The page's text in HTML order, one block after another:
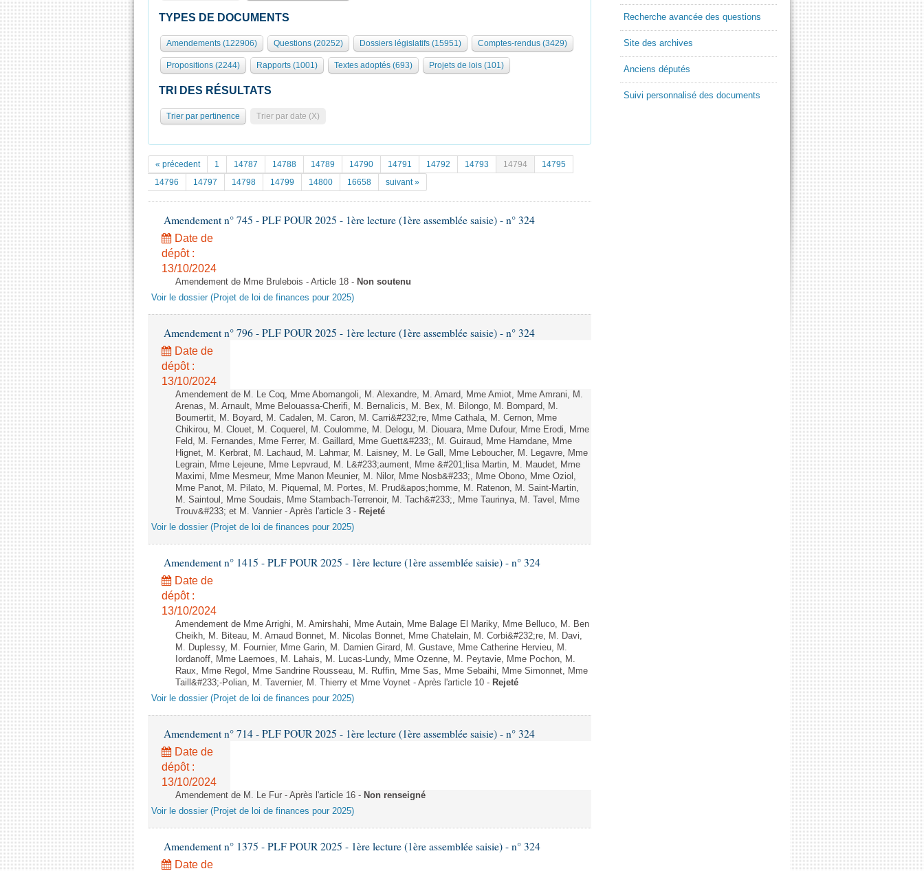
TYPES DE DOCUMENTS
Amendements (122906) Questions (20252) Dossiers législatifs (15951) Comptes-rendus (3429)
Propositions (2244) Rapports (1001) Textes adoptés (693) Projets de lois (101)
TRI DES RÉSULTATS
Trier par pertinence Trier par date (X)
« précedent 1 14787 14788 14789 14790 14791 14792 14793 14794
14795
14796
14797 14798 14799 14800 16658 suivant »
Amendement n° 745 - PLF POUR 2025 - 1ère lecture (1ère assemblée saisie) - n° 324
Date de
dépôt :
13/10/2024
Amendement de Mme Brulebois - Article 18 - Non soutenu
Voir le dossier (Projet de loi de finances pour 2025)
Amendement n° 796 - PLF POUR 2025 - 1ère lecture (1ère assemblée saisie) - n° 324
Date de
dépôt :
13/10/2024
Amendement de M. Le Coq, Mme Abomangoli, M. Alexandre, M. Amard, Mme Amiot, Mme Amrani, M.
Arenas, M. Arnault, Mme Belouassa-Cherifi, M. Bernalicis, M. Bex, M. Bilongo, M. Bompard, M.
Boumertit, M. Boyard, M. Cadalen, M. Caron, M. Carri&#232;re, Mme Cathala, M. Cernon, Mme
Chikirou, M. Clouet, M. Coquerel, M. Coulomme, M. Delogu, M. Diouara, Mme Dufour, Mme Erodi, Mme
Feld, M. Fernandes, Mme Ferrer, M. Gaillard, Mme Guett&#233;, M. Guiraud, Mme Hamdane, Mme
Hignet, M. Kerbrat, M. Lachaud, M. Lahmar, M. Laisney, M. Le Gall, Mme Leboucher, M. Legavre, Mme
Legrain, Mme Lejeune, Mme Lepvraud, M. L&#233;aument, Mme &#201;lisa Martin, M. Maudet, Mme
Maximi, Mme Mesmeur, Mme Manon Meunier, M. Nilor, Mme Nosb&#233;, Mme Obono, Mme Oziol,
Mme Panot, M. Pilato, M. Piquemal, M. Portes, M. Prud&apos;homme, M. Ratenon, M. Saint-Martin,
M. Saintoul, Mme Soudais, Mme Stambach-Terrenoir, M. Tach&#233;, Mme Taurinya, M. Tavel, Mme
Trouv&#233; et M. Vannier - Après l'article 3 - Rejeté
Voir le dossier (Projet de loi de finances pour 2025)
Amendement n° 1415 - PLF POUR 2025 - 1ère lecture (1ère assemblée saisie) - n° 324
Date de
dépôt :
13/10/2024
Amendement de Mme Arrighi, M. Amirshahi, Mme Autain, Mme Balage El Mariky, Mme Belluco, M. Ben
Cheikh, M. Biteau, M. Arnaud Bonnet, M. Nicolas Bonnet, Mme Chatelain, M. Corbi&#232;re, M. Davi,
M. Duplessy, M. Fournier, Mme Garin, M. Damien Girard, M. Gustave, Mme Catherine Hervieu, M.
Iordanoff, Mme Laernoes, M. Lahais, M. Lucas-Lundy, Mme Ozenne, M. Peytavie, Mme Pochon, M.
Raux, Mme Regol, Mme Sandrine Rousseau, M. Ruffin, Mme Sas, Mme Sebaihi, Mme Simonnet, Mme
Taill&#233;-Polian, M. Tavernier, M. Thierry et Mme Voynet - Après l'article 10 - Rejeté
Voir le dossier (Projet de loi de finances pour 2025)
Amendement n° 714 - PLF POUR 2025 - 1ère lecture (1ère assemblée saisie) - n° 324
Date de
dépôt :
13/10/2024
Amendement de M. Le Fur - Après l'article 16 - Non renseigné
Voir le dossier (Projet de loi de finances pour 2025)
Amendement n° 1375 - PLF POUR 2025 - 1ère lecture (1ère assemblée saisie) - n° 324
Date de
Recherche avancée des questions
Site des archives
Anciens députés
Suivi personnalisé des documents